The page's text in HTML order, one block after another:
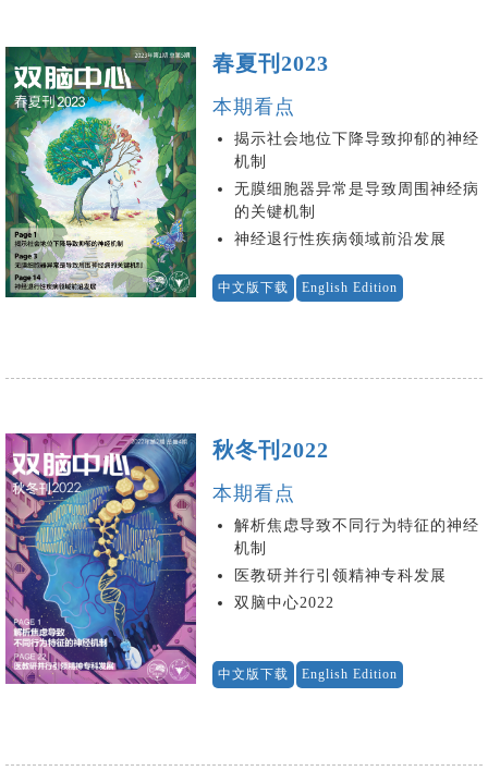
春夏刊2023
本期看点
揭示社会地位下降导致抑郁的神经
机制
无膜细胞器异常是导致周围神经病
的关键机制
神经退行性疾病领域前沿发展
中文版下载 English Edition
秋冬刊2022
本期看点
解析焦虑导致不同行为特征的神经
机制
医教研并行引领精神专科发展
双脑中心2022
中文版下载 English Edition